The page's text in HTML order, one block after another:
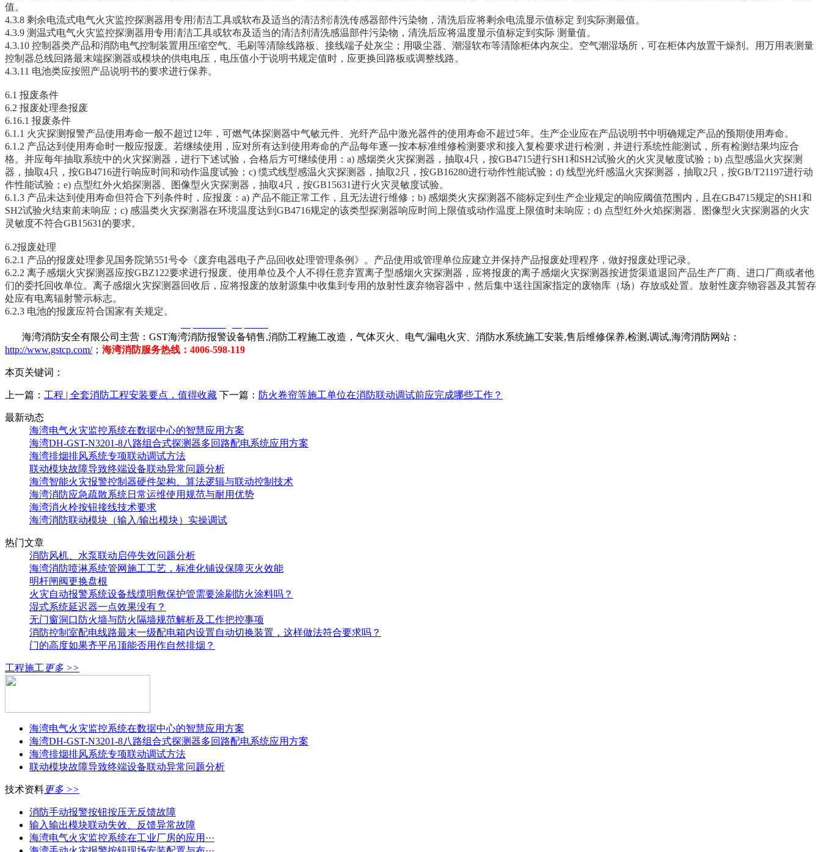
值。
4.3.8 剩余电流式电气火灾监控探测器用专用淸洁工具或软布及适当的清洁剂淸洗传感器部件污染物，清洗后应将剩余电流显示值标定 到实际测最值。
4.3.9 测温式电气火灾监控探测器用专用淸洁工具或软布及适当的清洁剂清洗感温部件污染物，清洗后应将温度显示值标定到实际 测量值。
4.3.10 控制器类产品和消防电气控制装置用压缩空气、毛刷等清除线路板、接线端子处灰尘；用吸尘器、潮湿软布等清除柜体内灰尘。空气潮湿场所，可在柜体内放置干燥剂。用万用表测量
控制器总线回路最末端探测器或模块的供电电压，电压值小于说明书规定值时，应更换回路板或调整线路。
4.3.11 电池类应按照产品说明书的要求进行保养。
6.1 报废条件
6.2 报废处理叁报废
6.16.1 报废条件
6.1.1 火灾探测报警产品使用寿命一般不超过12年，可燃气体探测器中气敏元件、光纤产品中激光器件的使用寿命不超过5年。生产企业应在产品说明书中明确规定产品的预期使用寿命。
6.1.2 产品达到使用寿命时一般应报废。若继续使用，应对所有达到使用寿命的产品每年逐一按本标准维修检测要求和接入复检要求进行检测，并进行系统性能测试，所有检测结果均应合
格。并应每年抽取系统中的火灾探测器，进行下述试验，合格后方可继续使用：a) 感烟类火灾探测器，抽取4只，按GB4715进行SH1和SH2试验火的火灾灵敏度试验；b) 点型感温火灾探测
器，抽取4只，按GB4716进行响应时间和动作温度试验；c) 缆式线型感温火灾探测器，抽取2只，按GB16280进行动作性能试验；d) 线型光纤感温火灾探测器，抽取2只，按GB/T21197进行动
作性能试验；e) 点型红外火焰探测器、图像型火灾探测器，抽取4只，按GB15631进行火灾灵敏度试验。
6.1.3 产品未达到使用寿命但符合下列条件时，应报废：a) 产品不能正常工作，且无法进行维修；b) 感烟类火灾探测器不能标定到生产企业规定的响应阈值范围内，且在GB4715规定的SH1和
SH2试验火结束前未响应；c) 感温类火灾探测器在环境温度达到GB4716规定的该类型探测器响应时间上限值或动作温度上限值时未响应；d) 点型红外火焰探测器、图像型火灾探测器的火灾
灵敏度不符合GB15631的要求。
6.2报废处理
6.2.1 产品的报废处理参见国务院第551号令《废弃电器电子产品回收处理管理条例》。产品使用或管理单位应建立并保持产品报废处理程序，做好报废处理记录。
6.2.2 离子感烟火灾探测器应按GBZ122要求进行报废。使用单位及个人不得任意弃置离子型感烟火灾探测器，应将报废的离子感烟火灾探测器按进货渠道退回产品生产厂商、进口厂商或者他
们的委托回收单位。离子感烟火灾探测器回收后，应将报废的放射源集中收集到专用的放射性废弃物容器中，然后集中送往国家指定的废物库（场）存放或处置。放射性废弃物容器及其暂存
处应有电离辐射警示标志。
6.2.3 电池的报废应符合国家有关规定。
海湾消防安全有限公司主营：GST海湾消防报警设备销售,消防工程施工改造，气体灭火、电气/漏电火灾、消防水系统施工安装,售后维修保养,检测,调试,海湾消防网站：
http://www.gstcp.com/； 海湾消防服务热线：4006-598-119
本页关键词：
上一篇： 工程 | 全套消防工程安装要点，值得收藏 下一篇： 防火卷帘等施工单位在消防联动调试前应完成哪些工作？
最新动态
海湾电气火灾监控系统在数据中心的智慧应用方案
海湾DH-GST-N3201-8八路组合式探测器多回路配电系统应用方案
海湾排烟排风系统专项联动调试方法
联动模块故障导致终端设备联动异常问题分析
海湾智能火灾报警控制器硬件架构、算法逻辑与联动控制技术
海湾消防应急疏散系统日常运维使用规范与耐用优势
海湾消火栓按钮接线技术要求
海湾消防联动模块（输入/输出模块）实操调试
热门文章
消防风机、水泵联动启停失效问题分析
海湾消防喷淋系统管网施工工艺，标准化铺设保障灭火效能
明杆闸阀更换盘根
火灾自动报警系统设备线缆明敷保护管需要涂刷防火涂料吗？
湿式系统延迟器一点效果没有？
无门窗洞口防火墙与防火隔墙规范解析及工作把控事项
消防控制室配电线路最末一级配电箱内设置自动切换装置，这样做法符合要求吗？
门的高度如果齐平吊顶能否用作自然排烟？
工程施工 更多 >>
海湾电气火灾监控系统在数据中心的智慧应用方案
海湾DH-GST-N3201-8八路组合式探测器多回路配电系统应用方案
海湾排烟排风系统专项联动调试方法
联动模块故障导致终端设备联动异常问题分析
技术资料更多 >>
消防手动报警按钮按压无反馈故障
输入输出模块联动失效、反馈异常故障
海湾电气火灾监控系统在工业厂房的应用···